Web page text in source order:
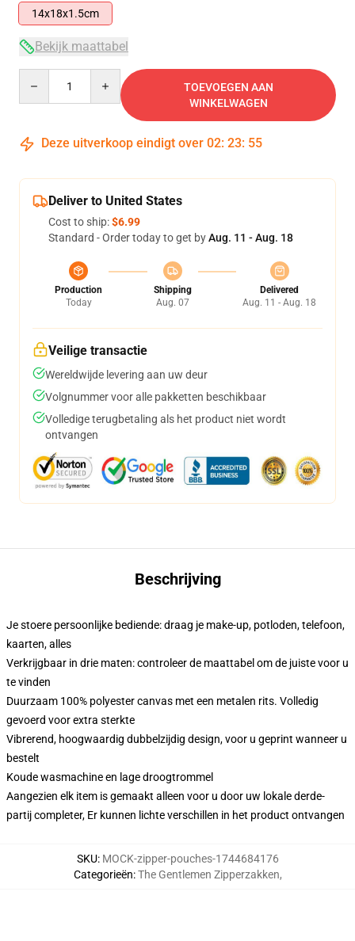
14x18x1.5cm
Bekijk maattabel
TOEVOEGEN AAN
WINKELWAGEN
Deze uitverkoop eindigt over 02: 23: 54
Deliver to United States
Cost to ship:$6.99
Standard - Order today to get byAug. 11 - Aug. 18
Production
Today
Shipping
Aug. 07
Delivered
Aug. 11 - Aug. 18
Veilige transactie
Wereldwijde levering aan uw deur
Volgnummer voor alle pakketten beschikbaar
Volledige terugbetaling als het product niet wordt
ontvangen
Beschrijving
Je stoere persoonlijke bediende: draag je make-up, potloden, telefoon,
kaarten, alles
Verkrijgbaar in drie maten: controleer de maattabel om de juiste voor u
te vinden
Duurzaam 100% polyester canvas met een metalen rits. Volledig
gevoerd voor extra sterkte
Vibrerend, hoogwaardig dubbelzijdig design, voor u geprint wanneer u
bestelt
Koude wasmachine en lage droogtrommel
Aangezien elk item is gemaakt alleen voor u door uw lokale derde-
partij completer, Er kunnen lichte verschillen in het product ontvangen
SKU: MOCK-zipper-pouches-1744684176
Categorieën:The Gentlemen Zipperzakken,